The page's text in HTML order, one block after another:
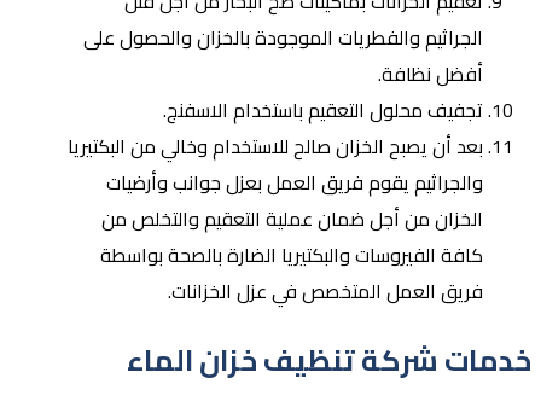
الجراثيم والفطريات الموجودة بالخزان والحصول على
أفضل نظافة.
تجفيف محلول التعقيم باستخدام الاسفنج.
بعد أن يصبح الخزان صالح للاستخدام وخالي من البكتيريا
والجراثيم يقوم فريق العمل بعزل جوانب وأرضيات
الخزان من أجل ضمان عملية التعقيم والتخلص من
كافة الفيروسات والبكتيريا الضارة بالصحة بواسطة
فريق العمل المتخصص في عزل الخزانات.
خدمات شركة تنظيف خزان الماء